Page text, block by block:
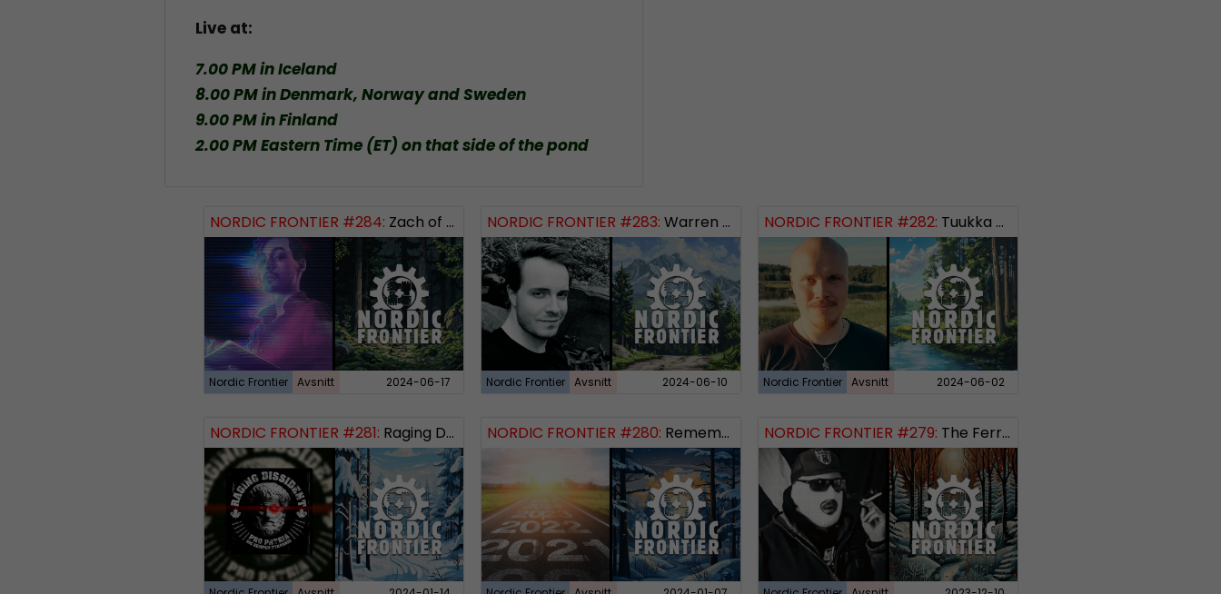
Live at:
7.00 PM in Iceland
8.00 PM in Denmark, Norway and Sweden
9.00 PM in Finland
2.00 PM Eastern Time (ET) on that side of the pond
NORDIC FRONTIER #284: Zach of Logos Revealed
Nordic Frontier Avsnitt 2024-06-17
NORDIC FRONTIER #283: Warren Balogh of Warstrike
Nordic Frontier Avsnitt 2024-06-10
NORDIC FRONTIER #282: Tuukka Kuru of Sinimusta Liike
Nordic Frontier Avsnitt 2024-06-02
NORDIC FRONTIER #281: Raging Dissident NORDIC FRONTIER #280: Remembering 2023 and looking forward NORDIC FRONTIER #279: The Ferryman’s Toll